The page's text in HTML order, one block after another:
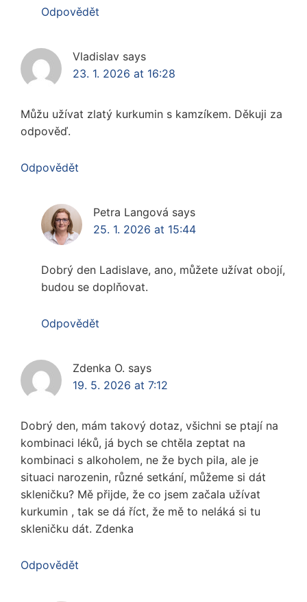
Odpovědět
Vladislav says
23. 1. 2026 at 16:28
Můžu užívat zlatý kurkumin s kamzíkem. Děkuji za
odpověď.
Odpovědět
Petra Langová says
25. 1. 2026 at 15:44
Dobrý den Ladislave, ano, můžete užívat obojí,
budou se doplňovat.
Odpovědět
Zdenka O. says
19. 5. 2026 at 7:12
Dobrý den, mám takový dotaz, všichni se ptají na
kombinaci léků, já bych se chtěla zeptat na
kombinaci s alkoholem, ne že bych pila, ale je
situaci narozenin, různé setkání, můžeme si dát
skleničku? Mě přijde, že co jsem začala užívat
kurkumin , tak se dá říct, že mě to neláká si tu
skleničku dát. Zdenka
Odpovědět